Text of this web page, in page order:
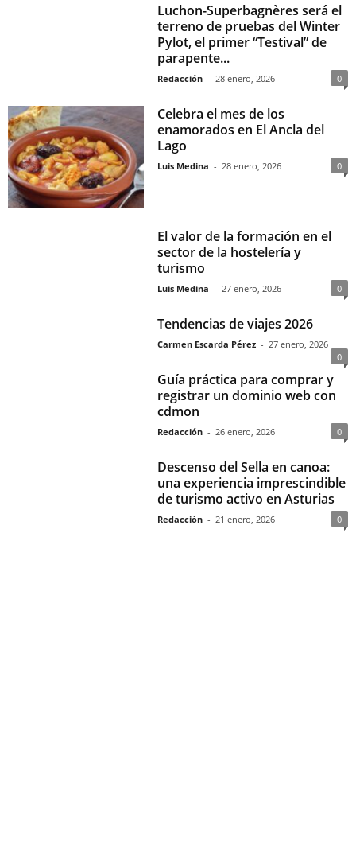
Luchon-Superbagnères será el
terreno de pruebas del Winter
Pylot, el primer “Testival” de
parapente...
Redacción - 28 enero, 2026 0
Celebra el mes de los
enamorados en El Ancla del
Lago
Luis Medina - 28 enero, 2026 0
El valor de la formación en el
sector de la hostelería y
turismo
Luis Medina - 27 enero, 2026 0
Tendencias de viajes 2026
Carmen Escarda Pérez - 27 enero, 2026
0
Guía práctica para comprar y
registrar un dominio web con
cdmon
Redacción - 26 enero, 2026 0
Descenso del Sella en canoa:
una experiencia imprescindible
de turismo activo en Asturias
Redacción - 21 enero, 2026 0